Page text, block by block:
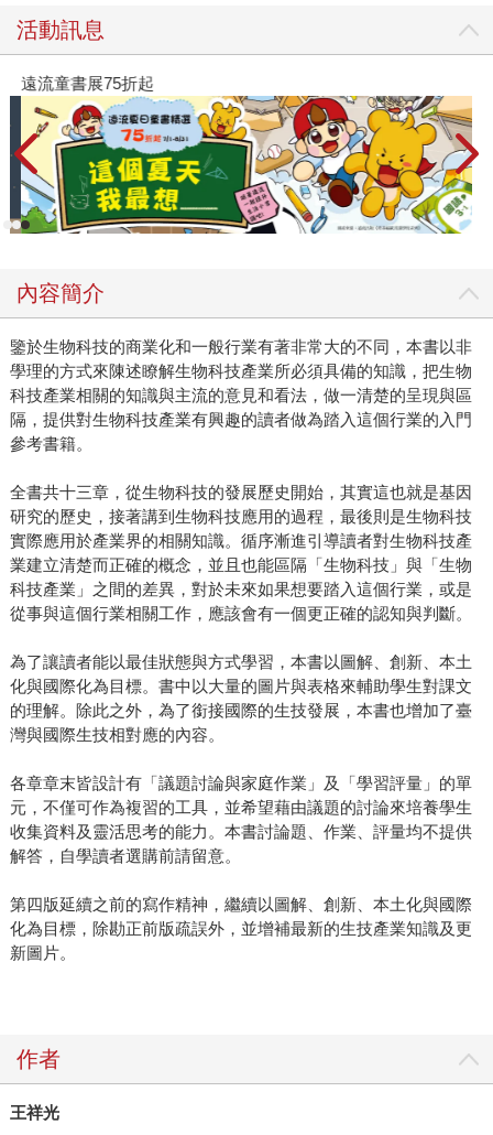
活動訊息
遠流童書展75折起
內容簡介
鑒於生物科技的商業化和一般行業有著非常大的不同，本書以非
學理的方式來陳述瞭解生物科技產業所必須具備的知識，把生物
科技產業相關的知識與主流的意見和看法，做一清楚的呈現與區
隔，提供對生物科技產業有興趣的讀者做為踏入這個行業的入門
參考書籍。
全書共十三章，從生物科技的發展歷史開始，其實這也就是基因
研究的歷史，接著講到生物科技應用的過程，最後則是生物科技
實際應用於產業界的相關知識。循序漸進引導讀者對生物科技產
業建立清楚而正確的概念，並且也能區隔「生物科技」與「生物
科技產業」之間的差異，對於未來如果想要踏入這個行業，或是
從事與這個行業相關工作，應該會有一個更正確的認知與判斷。
為了讓讀者能以最佳狀態與方式學習，本書以圖解、創新、本土
化與國際化為目標。書中以大量的圖片與表格來輔助學生對課文
的理解。除此之外，為了銜接國際的生技發展，本書也增加了臺
灣與國際生技相對應的內容。
各章章末皆設計有「議題討論與家庭作業」及「學習評量」的單
元，不僅可作為複習的工具，並希望藉由議題的討論來培養學生
收集資料及靈活思考的能力。本書討論題、作業、評量均不提供
解答，自學讀者選購前請留意。
第四版延續之前的寫作精神，繼續以圖解、創新、本土化與國際
化為目標，除勘正前版疏誤外，並增補最新的生技產業知識及更
新圖片。
作者
王祥光